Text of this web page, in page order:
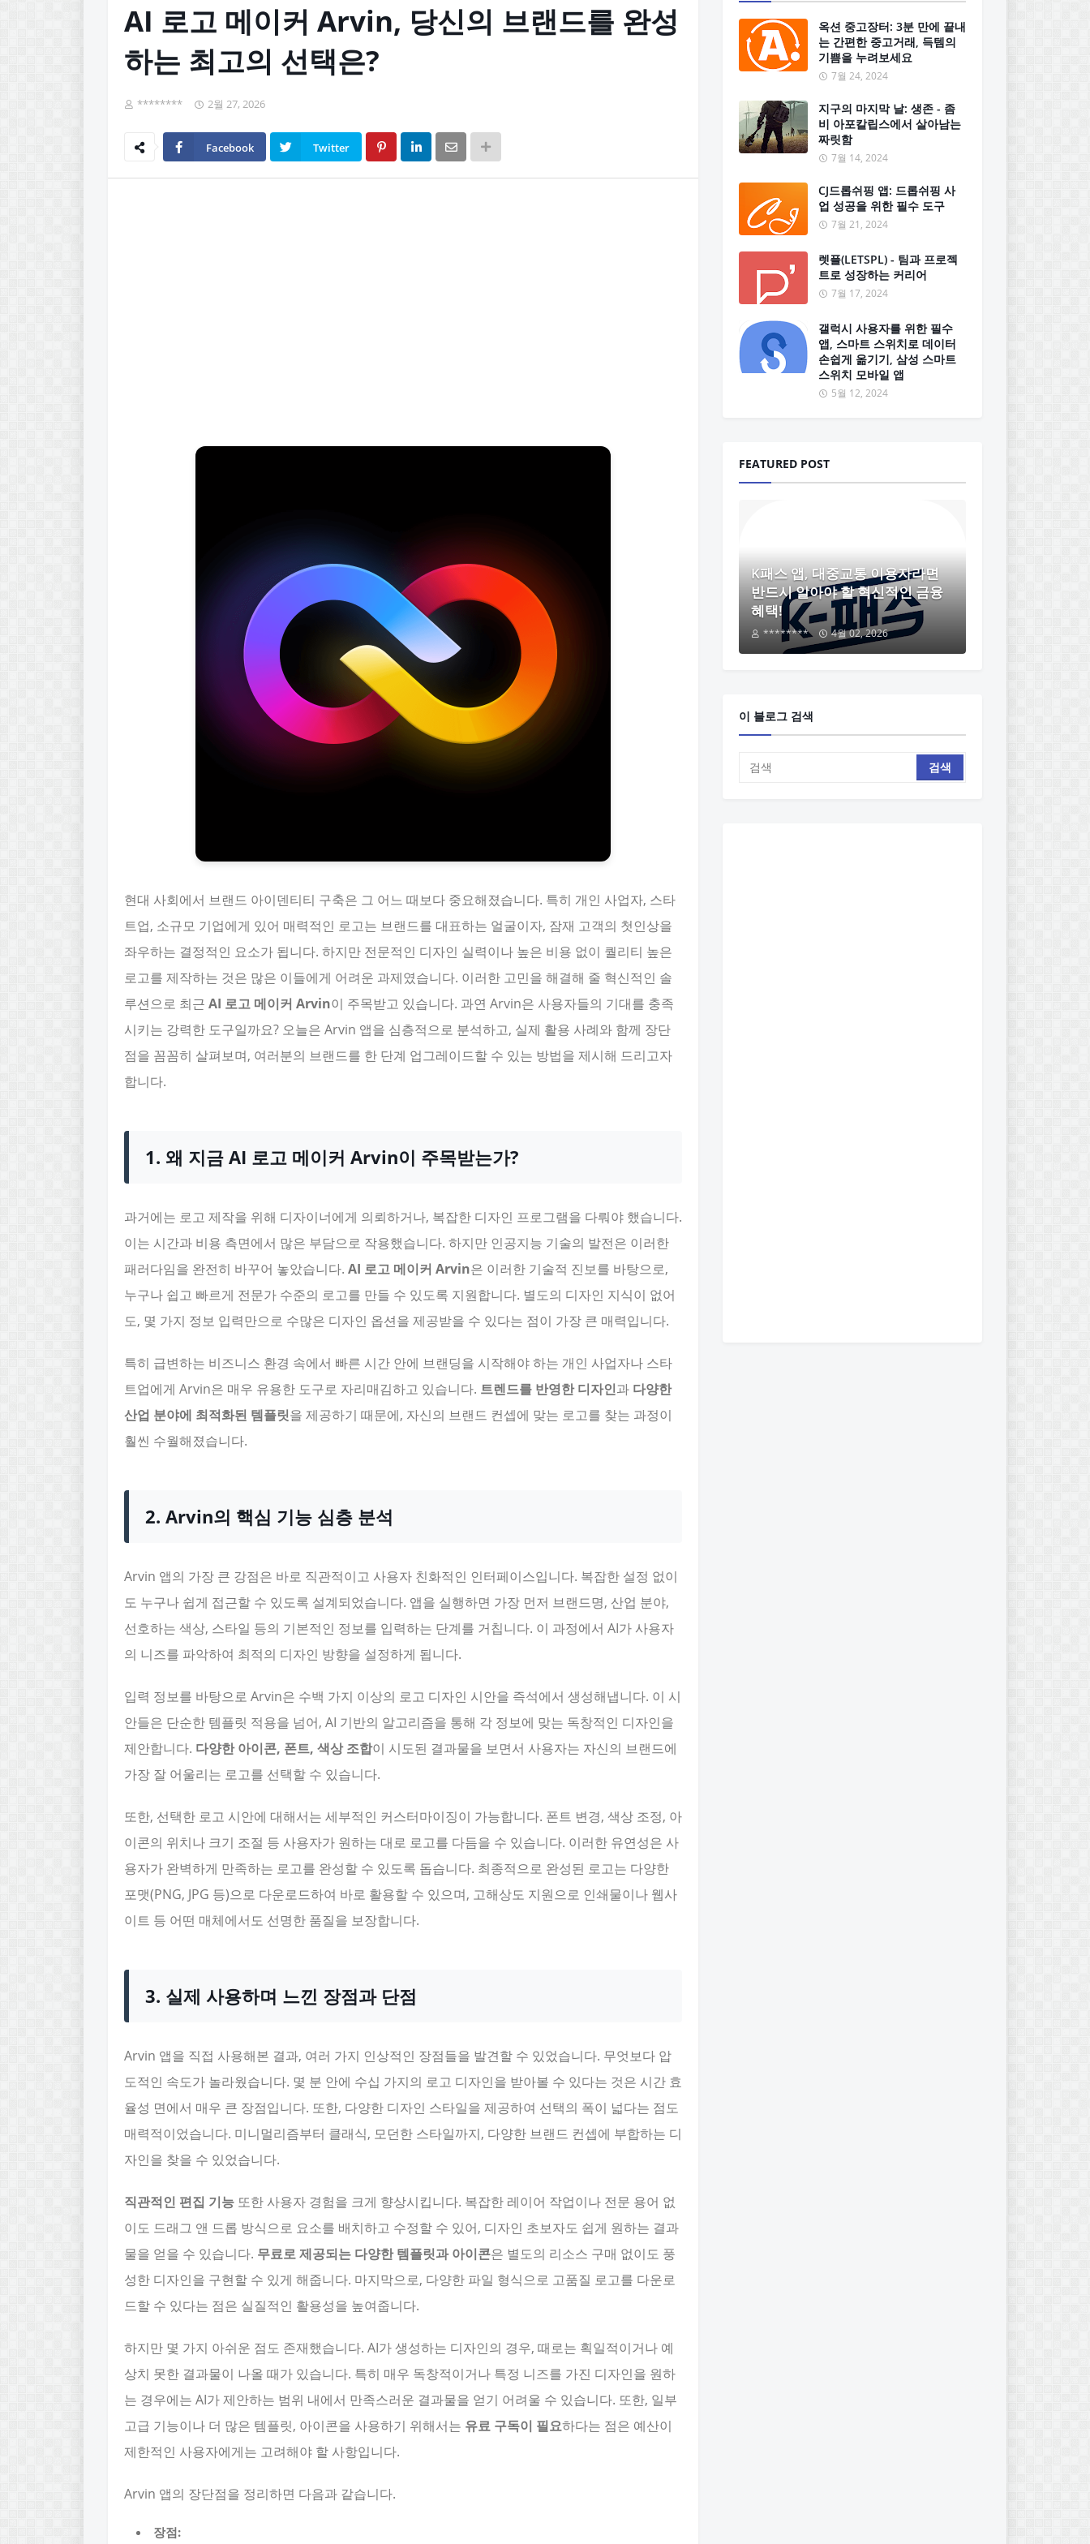
AI 로고 메이커 Arvin, 당신의 브랜드를 완성
하는 최고의 선택은?
******** 2월 27, 2026
Facebook Twitter
현대 사회에서 브랜드 아이덴티티 구축은 그 어느 때보다 중요해졌습니다. 특히 개인 사업자, 스타
트업, 소규모 기업에게 있어 매력적인 로고는 브랜드를 대표하는 얼굴이자, 잠재 고객의 첫인상을
좌우하는 결정적인 요소가 됩니다. 하지만 전문적인 디자인 실력이나 높은 비용 없이 퀄리티 높은
로고를 제작하는 것은 많은 이들에게 어려운 과제였습니다. 이러한 고민을 해결해 줄 혁신적인 솔
루션으로 최근 AI 로고 메이커 Arvin이 주목받고 있습니다. 과연 Arvin은 사용자들의 기대를 충족
시키는 강력한 도구일까요? 오늘은 Arvin 앱을 심층적으로 분석하고, 실제 활용 사례와 함께 장단
점을 꼼꼼히 살펴보며, 여러분의 브랜드를 한 단계 업그레이드할 수 있는 방법을 제시해 드리고자
합니다.
1. 왜 지금 AI 로고 메이커 Arvin이 주목받는가?
과거에는 로고 제작을 위해 디자이너에게 의뢰하거나, 복잡한 디자인 프로그램을 다뤄야 했습니다.
이는 시간과 비용 측면에서 많은 부담으로 작용했습니다. 하지만 인공지능 기술의 발전은 이러한
패러다임을 완전히 바꾸어 놓았습니다. AI 로고 메이커 Arvin은 이러한 기술적 진보를 바탕으로,
누구나 쉽고 빠르게 전문가 수준의 로고를 만들 수 있도록 지원합니다. 별도의 디자인 지식이 없어
도, 몇 가지 정보 입력만으로 수많은 디자인 옵션을 제공받을 수 있다는 점이 가장 큰 매력입니다.
특히 급변하는 비즈니스 환경 속에서 빠른 시간 안에 브랜딩을 시작해야 하는 개인 사업자나 스타
트업에게 Arvin은 매우 유용한 도구로 자리매김하고 있습니다. 트렌드를 반영한 디자인과 다양한
산업 분야에 최적화된 템플릿을 제공하기 때문에, 자신의 브랜드 컨셉에 맞는 로고를 찾는 과정이
훨씬 수월해졌습니다.
2. Arvin의 핵심 기능 심층 분석
Arvin 앱의 가장 큰 강점은 바로 직관적이고 사용자 친화적인 인터페이스입니다. 복잡한 설정 없이
도 누구나 쉽게 접근할 수 있도록 설계되었습니다. 앱을 실행하면 가장 먼저 브랜드명, 산업 분야,
선호하는 색상, 스타일 등의 기본적인 정보를 입력하는 단계를 거칩니다. 이 과정에서 AI가 사용자
의 니즈를 파악하여 최적의 디자인 방향을 설정하게 됩니다.
입력 정보를 바탕으로 Arvin은 수백 가지 이상의 로고 디자인 시안을 즉석에서 생성해냅니다. 이 시
안들은 단순한 템플릿 적용을 넘어, AI 기반의 알고리즘을 통해 각 정보에 맞는 독창적인 디자인을
제안합니다. 다양한 아이콘, 폰트, 색상 조합이 시도된 결과물을 보면서 사용자는 자신의 브랜드에
가장 잘 어울리는 로고를 선택할 수 있습니다.
또한, 선택한 로고 시안에 대해서는 세부적인 커스터마이징이 가능합니다. 폰트 변경, 색상 조정, 아
이콘의 위치나 크기 조절 등 사용자가 원하는 대로 로고를 다듬을 수 있습니다. 이러한 유연성은 사
용자가 완벽하게 만족하는 로고를 완성할 수 있도록 돕습니다. 최종적으로 완성된 로고는 다양한
포맷(PNG, JPG 등)으로 다운로드하여 바로 활용할 수 있으며, 고해상도 지원으로 인쇄물이나 웹사
이트 등 어떤 매체에서도 선명한 품질을 보장합니다.
3. 실제 사용하며 느낀 장점과 단점
Arvin 앱을 직접 사용해본 결과, 여러 가지 인상적인 장점들을 발견할 수 있었습니다. 무엇보다 압
도적인 속도가 놀라웠습니다. 몇 분 안에 수십 가지의 로고 디자인을 받아볼 수 있다는 것은 시간 효
율성 면에서 매우 큰 장점입니다. 또한, 다양한 디자인 스타일을 제공하여 선택의 폭이 넓다는 점도
매력적이었습니다. 미니멀리즘부터 클래식, 모던한 스타일까지, 다양한 브랜드 컨셉에 부합하는 디
자인을 찾을 수 있었습니다.
직관적인 편집 기능 또한 사용자 경험을 크게 향상시킵니다. 복잡한 레이어 작업이나 전문 용어 없
이도 드래그 앤 드롭 방식으로 요소를 배치하고 수정할 수 있어, 디자인 초보자도 쉽게 원하는 결과
물을 얻을 수 있습니다. 무료로 제공되는 다양한 템플릿과 아이콘은 별도의 리소스 구매 없이도 풍
성한 디자인을 구현할 수 있게 해줍니다. 마지막으로, 다양한 파일 형식으로 고품질 로고를 다운로
드할 수 있다는 점은 실질적인 활용성을 높여줍니다.
하지만 몇 가지 아쉬운 점도 존재했습니다. AI가 생성하는 디자인의 경우, 때로는 획일적이거나 예
상치 못한 결과물이 나올 때가 있습니다. 특히 매우 독창적이거나 특정 니즈를 가진 디자인을 원하
는 경우에는 AI가 제안하는 범위 내에서 만족스러운 결과물을 얻기 어려울 수 있습니다. 또한, 일부
고급 기능이나 더 많은 템플릿, 아이콘을 사용하기 위해서는 유료 구독이 필요하다는 점은 예산이
제한적인 사용자에게는 고려해야 할 사항입니다.
Arvin 앱의 장단점을 정리하면 다음과 같습니다.
장점:
옥션 중고장터: 3분 만에 끝내
는 간편한 중고거래, 득템의
기쁨을 누려보세요
7월 24, 2024
지구의 마지막 날: 생존 - 좀
비 아포칼립스에서 살아남는
짜릿함
7월 14, 2024
CJ드롭쉬핑 앱: 드롭쉬핑 사
업 성공을 위한 필수 도구
7월 21, 2024
렛플(LETSPL) - 팀과 프로젝
트로 성장하는 커리어
7월 17, 2024
갤럭시 사용자를 위한 필수
앱, 스마트 스위치로 데이터
손쉽게 옮기기, 삼성 스마트
스위치 모바일 앱
5월 12, 2024
FEATURED POST
K패스 앱, 대중교통 이용자라면
반드시 알아야 할 혁신적인 금융
혜택!
******** 4월 02, 2026
이 블로그 검색